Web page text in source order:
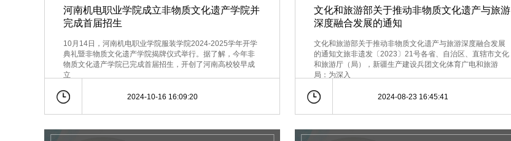
河南机电职业学院成立非物质文化遗产学院并
完成首届招生
10月14日，河南机电职业学院服装学院2024-2025学年开学
典礼暨非物质文化遗产学院揭牌仪式举行。据了解，今年非
物质文化遗产学院已完成首届招生，开创了河南高校较早成
立
2024-10-16 16:09:20
文化和旅游部关于推动非物质文化遗产与旅游
深度融合发展的通知
文化和旅游部关于推动非物质文化遗产与旅游深度融合发展
的通知文旅非遗发〔2023〕21号各省、自治区、直辖市文化
和旅游厅（局），新疆生产建设兵团文化体育广电和旅游
局：为深入
2024-08-23 16:45:41